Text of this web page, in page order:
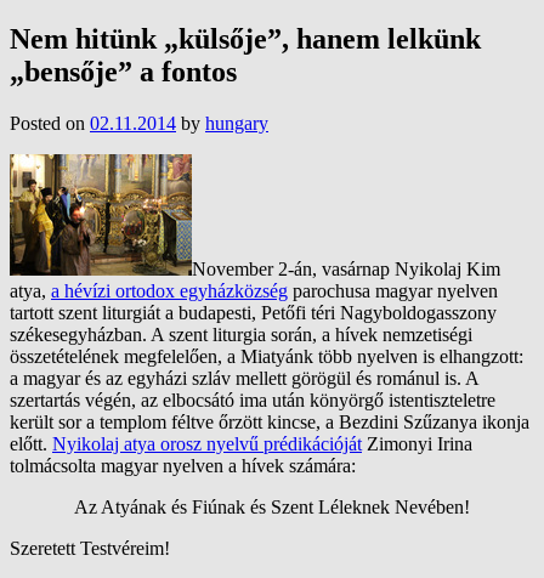
Nem hitünk „külsője”, hanem lelkünk
„bensője” a fontos
Posted on 02.11.2014 by hungary
November 2-án, vasárnap Nyikolaj Kim
atya, a hévízi ortodox egyházközség parochusa magyar nyelven
tartott szent liturgiát a budapesti, Petőfi téri Nagyboldogasszony
székesegyházban. A szent liturgia során, a hívek nemzetiségi
összetételének megfelelően, a Miatyánk több nyelven is elhangzott:
a magyar és az egyházi szláv mellett görögül és románul is. A
szertartás végén, az elbocsátó ima után könyörgő istentiszteletre
került sor a templom féltve őrzött kincse, a Bezdini Szűzanya ikonja
előtt. Nyikolaj atya orosz nyelvű prédikációját Zimonyi Irina
tolmácsolta magyar nyelven a hívek számára:
Az Atyának és Fiúnak és Szent Léleknek Nevében!
Szeretett Testvéreim!